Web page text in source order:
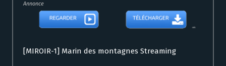
Annonce
[MIROIR-1] Marin des montagnes Streaming